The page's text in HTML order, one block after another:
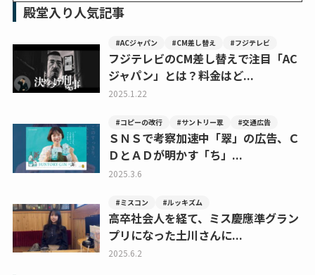
殿堂入り人気記事
#ACジャパン #CM差し替え #フジテレビ
フジテレビのCM差し替えで注目「AC
ジャパン」とは？料金はど...
2025.1.22
#コピーの改行 #サントリー翠 #交通広告
ＳＮＳで考察加速中「翠」の広告、Ｃ
ＤとＡＤが明かす「ち」...
2025.3.6
#ミスコン #ルッキズム
高卒社会人を経て、ミス慶應準グラン
プリになった土川さんに...
2025.6.2